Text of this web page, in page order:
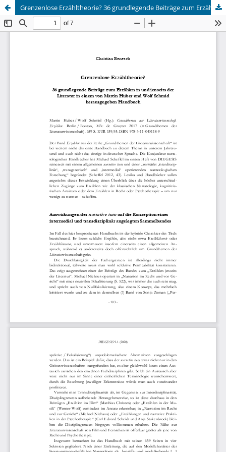
Grenzenlose Erzähltheorie? 36 grundlegende Beiträge zum Erzählen in und jenseits der Literatur in einem von Martin Huber und Wolf Schmid herausgegeben Handbuch